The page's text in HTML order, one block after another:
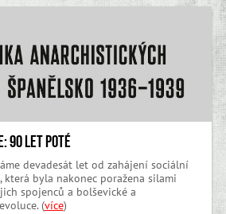
90 let poté
devadesát let od zahájení sociální
která byla nakonec poražena silami
spojenců a bolševické a
(více)